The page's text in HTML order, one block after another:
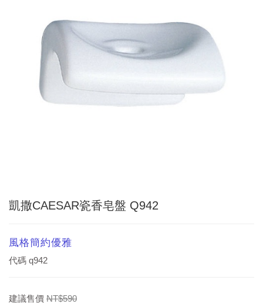
凱撒CAESAR瓷香皂盤 Q942
風格簡約優雅
代碼 q942
建議售價 NT$590